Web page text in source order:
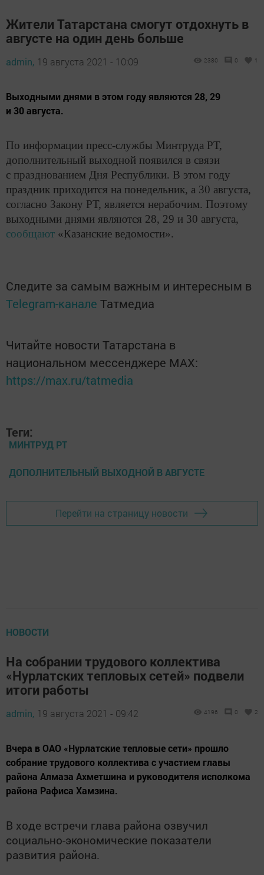
Жители Татарстана смогут отдохнуть в
августе на один день больше
admin, 19 августа 2021 - 10:09 2380 0 1
​​​​​​​Выходными днями в этом году являются 28, 29
и 30 августа.
По информации пресс-службы Минтруда РТ,
дополнительный выходной появился в связи
с празднованием Дня Республики. В этом году
праздник приходится на понедельник, а 30 августа,
согласно Закону РТ, является нерабочим. Поэтому
выходными днями являются 28, 29 и 30 августа,
сообщают «Казанские ведомости».
Следите за самым важным и интересным в
Telegram-канале Татмедиа
Читайте новости Татарстана в
национальном мессенджере MАХ:
https://max.ru/tatmedia
Теги:
МИНТРУД РТ
ДОПОЛНИТЕЛЬНЫЙ ВЫХОДНОЙ В АВГУСТЕ
Перейти на страницу новости
НОВОСТИ
На собрании трудового коллектива
«Нурлатских тепловых сетей» подвели
итоги работы
admin, 19 августа 2021 - 09:42 4196 0 2
Вчера в ОАО «Нурлатские тепловые сети» прошло
собрание трудового коллектива с участием главы
района Алмаза Ахметшина и руководителя исполкома
района Рафиса Хамзина.
В ходе встречи глава района озвучил
социально-экономические показатели
развития района.